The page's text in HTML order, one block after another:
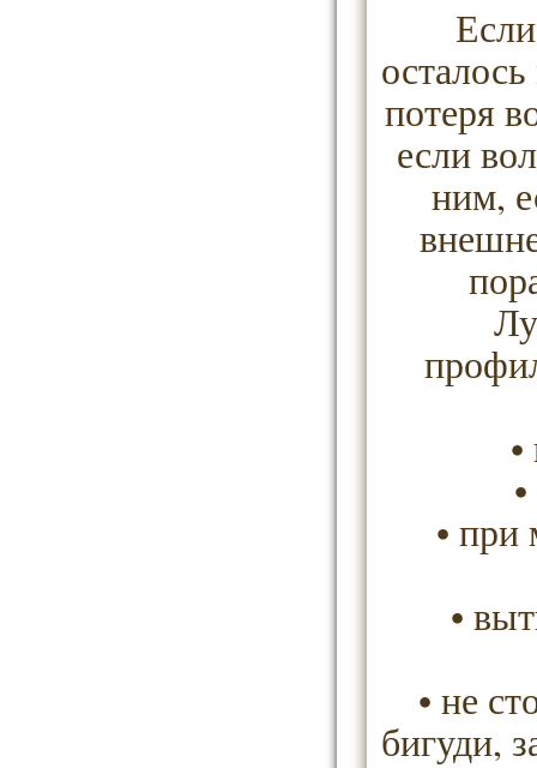
потеря
если
ним,
•
•
• при
•
• не
бигуди,